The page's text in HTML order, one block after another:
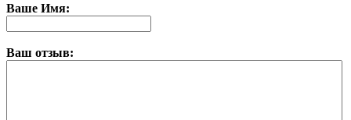
Ваше Имя:
Ваш отзыв: